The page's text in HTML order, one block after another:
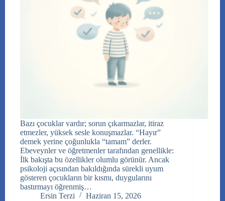
Bazı çocuklar vardır; sorun çıkarmazlar, itiraz
etmezler, yüksek sesle konuşmazlar. “Hayır”
demek yerine çoğunlukla “tamam” derler.
Ebeveynler ve öğretmenler tarafından genellikle:
İlk bakışta bu özellikler olumlu görünür. Ancak
psikoloji açısından bakıldığında sürekli uyum
gösteren çocukların bir kısmı, duygularını
bastırmayı öğrenmiş…
Ersin Terzi
Haziran 15, 2026